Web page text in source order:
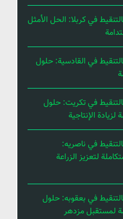
في كربلا: الحل الأمثل
في القادسية: حلول
في تكريت: حلول
لزيادة الإنتاجية
في ناصریه:
لتعزيز الزراعة
في بعقوبه: حلول
لمستقبل مزدهر